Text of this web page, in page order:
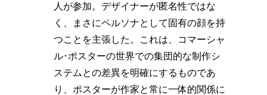
人が参加。デザイナーが匿名性ではな
く、まさにペルソナとして固有の顔を持
つことを主張した。これは、コマーシャ
ル･ポスターの世界での集団的な制作シ
ステムとの差異を明確にするものであ
り、ポスターが作家と常に一体的関係に